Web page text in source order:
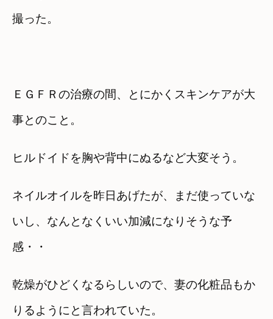
撮った。
ＥＧＦＲの治療の間、とにかくスキンケアが大
事とのこと。
ヒルドイドを胸や背中にぬるなど大変そう。
ネイルオイルを昨日あげたが、まだ使っていな
いし、なんとなくいい加減になりそうな予
感・・
乾燥がひどくなるらしいので、妻の化粧品もか
りるようにと言われていた。